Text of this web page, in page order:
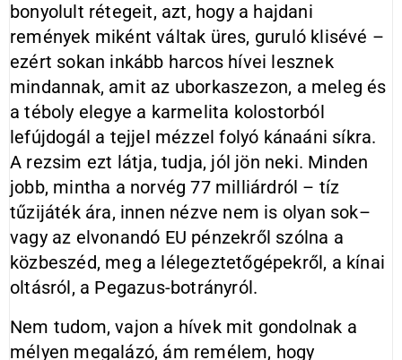
bonyolult rétegeit, azt, hogy a hajdani
remények miként váltak üres, guruló klisévé –
ezért sokan inkább harcos hívei lesznek
mindannak, amit az uborkaszezon, a meleg és
a téboly elegye a karmelita kolostorból
lefújdogál a tejjel mézzel folyó kánaáni síkra.
A rezsim ezt látja, tudja, jól jön neki. Minden
jobb, mintha a norvég 77 milliárdról – tíz
tűzijáték ára, innen nézve nem is olyan sok–
vagy az elvonandó EU pénzekről szólna a
közbeszéd, meg a lélegeztetőgépekről, a kínai
oltásról, a Pegazus-botrányról.
Nem tudom, vajon a hívek mit gondolnak a
mélyen megalázó, ám remélem, hogy